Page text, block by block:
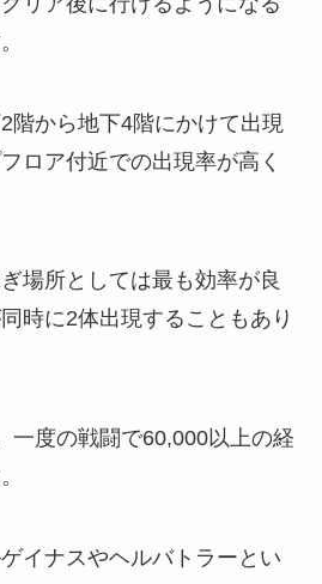
階から地下4階にかけて出現
ロア付近での出現率が高く
場所としては最も効率が良
時に2体出現することもあり
一度の戦闘で60,000以上の経
イナスやヘルバトラーとい